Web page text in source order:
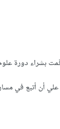
بشراء دورة
أن أتبع في